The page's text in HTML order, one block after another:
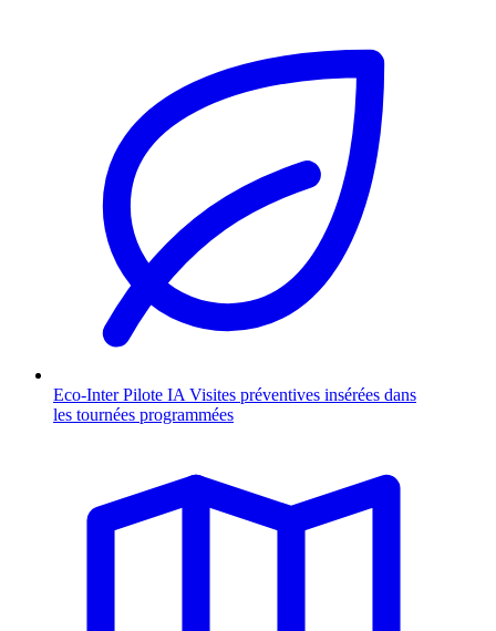
Eco-Inter Pilote IA Visites préventives insérées dans
les tournées programmées